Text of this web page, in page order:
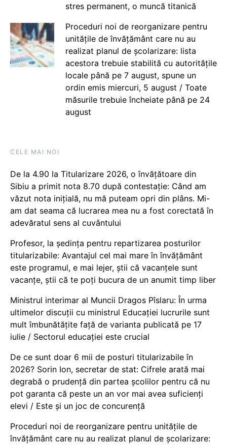
stres permanent, o muncă titanică
Proceduri noi de reorganizare pentru
unitățile de învățământ care nu au
realizat planul de școlarizare: lista
acestora trebuie stabilită cu autoritățile
locale până pe 7 august, spune un
ordin emis miercuri, 5 august / Toate
măsurile trebuie încheiate până pe 24
august
CELE MAI NOI
De la 4.90 la Titularizare 2026, o învățătoare din
Sibiu a primit nota 8.70 după contestație: Când am
văzut nota inițială, nu mă puteam opri din plâns. Mi-
am dat seama că lucrarea mea nu a fost corectată în
adevăratul sens al cuvântului
Profesor, la ședința pentru repartizarea posturilor
titularizabile: Avantajul cel mai mare în învățământ
este programul, e mai lejer, știi că vacanțele sunt
vacanţe, știi că te poți bucura de un anumit timp liber
Ministrul interimar al Muncii Dragos Pîslaru: În urma
ultimelor discuții cu ministrul Educației lucrurile sunt
mult îmbunătățite față de varianta publicată pe 17
iulie / Sectorul educației este crucial
De ce sunt doar 6 mii de posturi titularizabile în
2026? Sorin Ion, secretar de stat: Cifrele arată mai
degrabă o prudență din partea școlilor pentru că nu
pot garanta că peste un an vor mai avea suficienți
elevi / Este și un joc de concurență
Proceduri noi de reorganizare pentru unitățile de
învățământ care nu au realizat planul de școlarizare: